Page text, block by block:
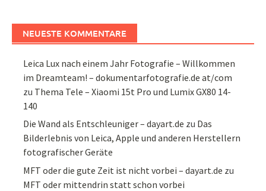
NEUESTE KOMMENTARE
Leica Lux nach einem Jahr Fotografie – Willkommen
im Dreamteam! – dokumentarfotografie.de at/com
zu Thema Tele – Xiaomi 15t Pro und Lumix GX80 14-
140
Die Wand als Entschleuniger – dayart.de zu Das
Bilderlebnis von Leica, Apple und anderen Herstellern
fotografischer Geräte
MFT oder die gute Zeit ist nicht vorbei – dayart.de zu
MFT oder mittendrin statt schon vorbei